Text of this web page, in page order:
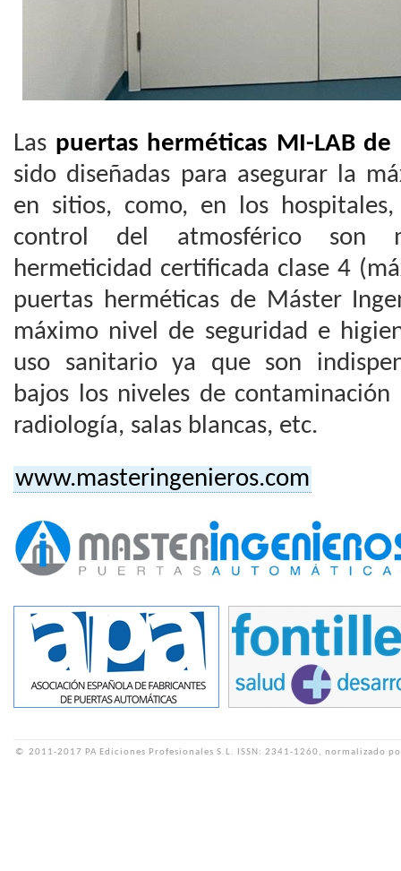
Las puertas herméticas MI-LAB
sido diseñadas para asegurar la
en sitios, como, en los
control del atmosférico son
hermeticidad certificada clase 4
puertas herméticas de Máster
máximo nivel de seguridad e
uso sanitario ya que son
bajos los niveles de
radiología, salas blancas, etc.
www.masteringenieros.com
© 2011-2017 PA Ediciones Profesionales S.L. ISSN: 2341-1260, normalizado